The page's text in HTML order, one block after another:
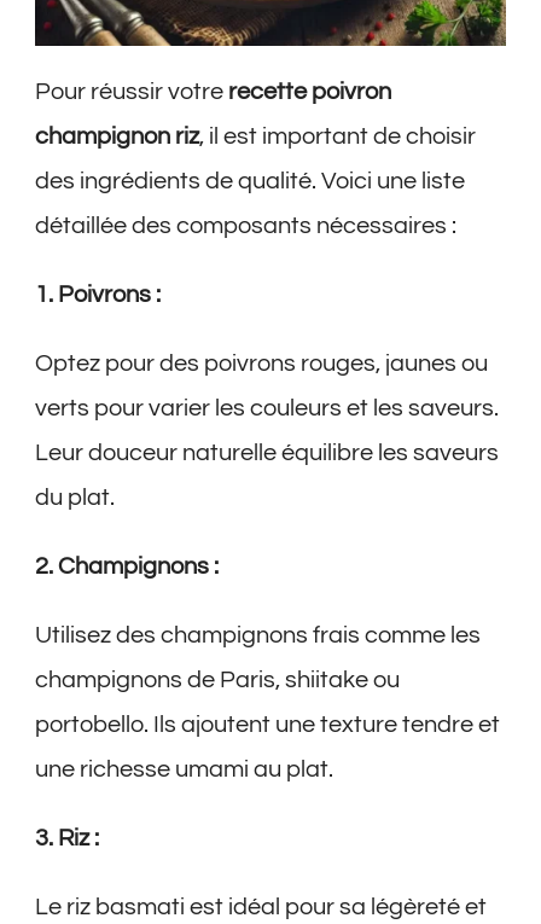
Pour réussir votre recette poivron
champignon riz, il est important de choisir
des ingrédients de qualité. Voici une liste
détaillée des composants nécessaires :
1. Poivrons :
Optez pour des poivrons rouges, jaunes ou
verts pour varier les couleurs et les saveurs.
Leur douceur naturelle équilibre les saveurs
du plat.
2. Champignons :
Utilisez des champignons frais comme les
champignons de Paris, shiitake ou
portobello. Ils ajoutent une texture tendre et
une richesse umami au plat.
3. Riz :
Le riz basmati est idéal pour sa légèreté et